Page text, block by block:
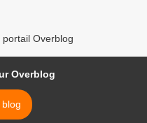
Overblog
Overblog